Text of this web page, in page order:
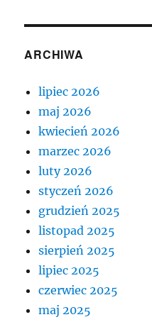
ARCHIWA
lipiec 2026
maj 2026
kwiecień 2026
marzec 2026
luty 2026
styczeń 2026
grudzień 2025
listopad 2025
sierpień 2025
lipiec 2025
czerwiec 2025
maj 2025